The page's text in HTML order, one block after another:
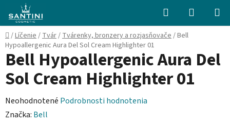
Prejsť
obsah
Hľadať
KOŠÍK
Domov
/Líčenie/Tvár/Tvárenky, bronzery a rozjasňovače/Bell
Hypoallergenic Aura Del Sol Cream Highlighter 01
Bell Hypoallergenic Aura Del
Sol Cream Highlighter 01
Priemerné
hodnotenie
Neohodnotené Podrobnosti hodnotenia
Značka: Bell